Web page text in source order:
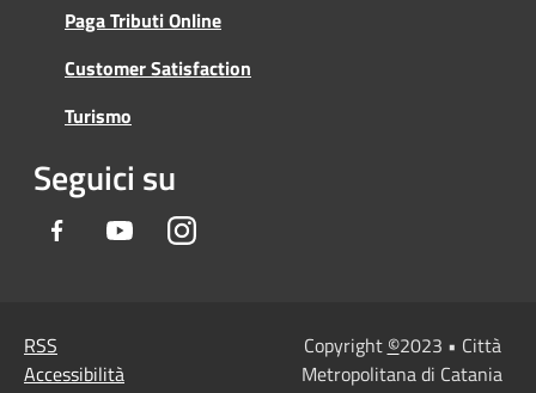
Paga Tributi Online
Customer Satisfaction
Turismo
Seguici su
Facebook YoutubeInstagram
RSS
Accessibilità
Copyright ©2023 • Città
Metropolitana di Catania